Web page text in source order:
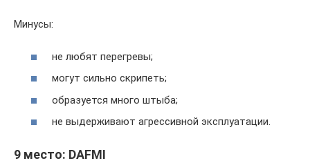
Минусы:
не любят перегревы;
могут сильно скрипеть;
образуется много штыба;
не выдерживают агрессивной эксплуатации.
9 место: DAFMI